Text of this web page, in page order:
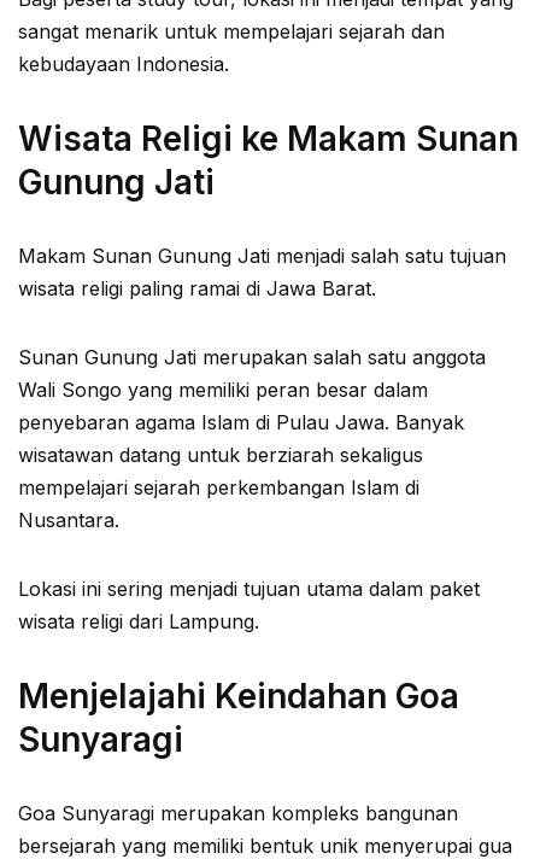
sangat menarik untuk mempelajari sejarah dan
kebudayaan Indonesia.
Wisata Religi ke Makam Sunan
Gunung Jati
Makam Sunan Gunung Jati menjadi salah satu tujuan
wisata religi paling ramai di Jawa Barat.
Sunan Gunung Jati merupakan salah satu anggota
Wali Songo yang memiliki peran besar dalam
penyebaran agama Islam di Pulau Jawa. Banyak
wisatawan datang untuk berziarah sekaligus
mempelajari sejarah perkembangan Islam di
Nusantara.
Lokasi ini sering menjadi tujuan utama dalam paket
wisata religi dari Lampung.
Menjelajahi Keindahan Goa
Sunyaragi
Goa Sunyaragi merupakan kompleks bangunan
bersejarah yang memiliki bentuk unik menyerupai gua